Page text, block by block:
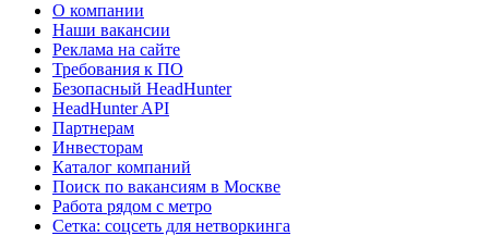
О компании
Наши вакансии
Реклама на сайте
Требования к ПО
Безопасный HeadHunter
HeadHunter API
Партнерам
Инвесторам
Каталог компаний
Поиск по вакансиям в Москве
Работа рядом с метро
Сетка: соцсеть для нетворкинга